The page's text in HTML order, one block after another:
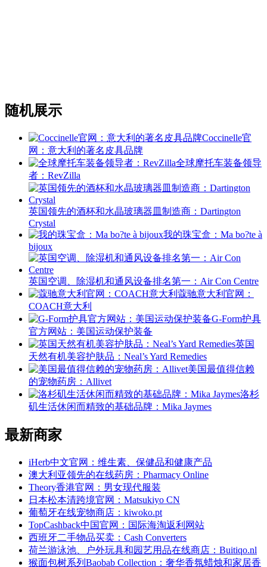
随机展示
Coccinelle官
网：意大利的著名皮具品牌
全球摩托车装备领导
者：RevZilla
英国领先的酒杯和水晶玻璃器皿制造商：Dartington
Crystal
我的珠宝盒：Ma bo?te à
bijoux
英国空调、除湿机和通风设备排名第一：Air Con Centre
蔻驰意大利官网：
COACH意大利
G-Form护具
官方网站：美国运动保护装备
英国
天然有机美容护肤品：Neal’s Yard Remedies
美国最值得信赖
的宠物药房：Allivet
洛杉
矶生活休闲而精致的基础品牌：Mika Jaymes
最新商家
iHerb中文官网：维生素、保健品和健康产品
澳大利亚领先的在线药房：Pharmacy Online
Theory香港官网：男女现代服装
日本松本清跨境官网：Matsukiyo CN
葡萄牙在线宠物商店：kiwoko.pt
TopCashback中国官网：国际海淘返利网站
西班牙二手物品买卖：Cash Converters
荷兰游泳池、户外玩具和园艺用品在线商店：Buitiqo.nl
猴面包树系列Baobab Collection：奢华香氛蜡烛和家居香